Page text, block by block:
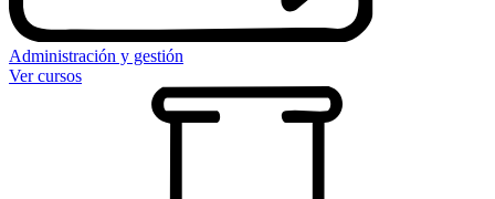
Administración y gestión
Ver cursos